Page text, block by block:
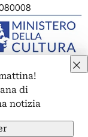
II, 287 –
personali
– 00186 Roma
di
notizia